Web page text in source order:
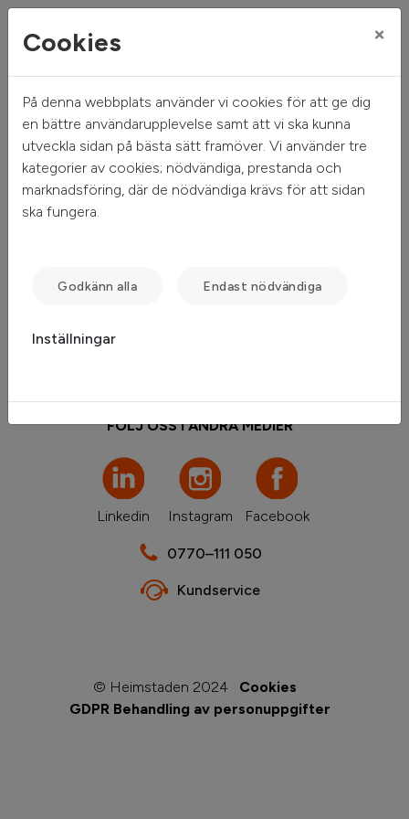
Mitt hem Sök ledigt Objektsdetalj
Objektsdetalj
t.ex. bero på att det inte längre finns tillgängligt att söka.
FÖLJ OSS I ANDRA MEDIER
Linkedin Instagram Facebook
0770–111 050
Kundservice
© Heimstaden 2024
Cookies
GDPR Behandling av personuppgifter
Cookies ×
På denna webbplats använder vi cookies för att ge dig
en bättre användarupplevelse samt att vi ska kunna
utveckla sidan på bästa sätt framöver. Vi använder tre
kategorier av cookies; nödvändiga, prestanda och
marknadsföring, där de nödvändiga krävs för att sidan
ska fungera.
Godkänn alla Endast nödvändiga
Inställningar